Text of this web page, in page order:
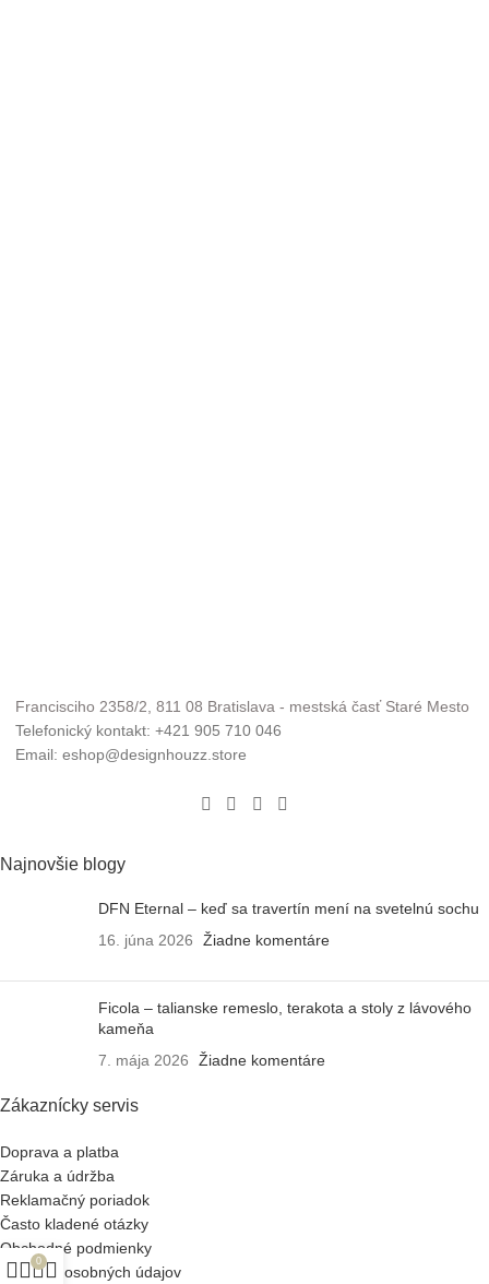
Francisciho 2358/2, 811 08 Bratislava - mestská časť Staré Mesto
Telefonický kontakt: +421 905 710 046
Email: eshop@designhouzz.store
Najnovšie blogy
DFN Eternal – keď sa travertín mení na svetelnú sochu
16. júna 2026
Žiadne komentáre
Ficola – talianske remeslo, terakota a stoly z lávového
kameňa
7. mája 2026
Žiadne komentáre
Zákaznícky servis
Doprava a platba
Záruka a údržba
Reklamačný poriadok
Často kladené otázky
Obchodné podmienky
Ochrana osobných údajov
0